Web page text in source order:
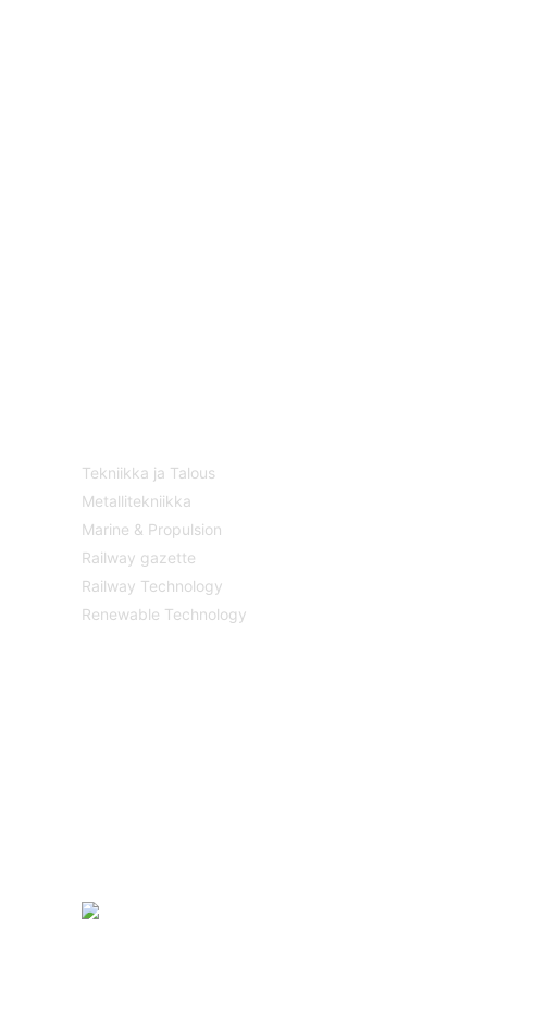
Tekniikka ja Talous
Metallitekniikka
Marine & Propulsion
Railway gazette
Railway Technology
Renewable Technology